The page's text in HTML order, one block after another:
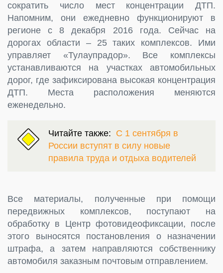
сократить число мест концентрации ДТП.
Напомним, они ежедневно функционируют в
регионе с 8 декабря 2016 года. Сейчас на
дорогах области – 25 таких комплексов. Ими
управляет «Тулаупрадор». Все комплексы
устанавливаются на участках автомобильных
дорог, где зафиксирована высокая концентрация
ДТП. Места расположения меняются
еженедельно.
Читайте также: С 1 сентября в
России вступят в силу новые
правила труда и отдыха водителей
Все материалы, полученные при помощи
передвижных комплексов, поступают на
обработку в Центр фотовидеофиксации, после
этого выносятся постановления о назначении
штрафа, а затем направляются собственнику
автомобиля заказным почтовым отправлением.